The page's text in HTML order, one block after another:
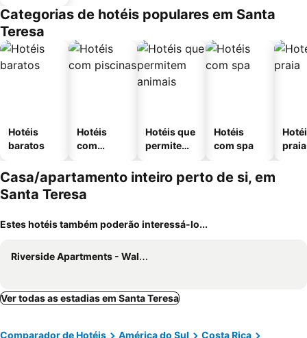
Categorias de hotéis populares em Santa
Teresa
Hotéis
baratos
Hotéis
com
Hotéis que
permitem
Hotéis
com spa
praia
Casa/apartamento inteiro perto de si, em
Santa Teresa
Estes hotéis também poderão interessá-lo...
Riverside Apartments - Walk to the Beach! Just Renovated!
Ver todas as estadias em Santa Teresa
Comparador de Hotéis América do Sul
Costa Rica